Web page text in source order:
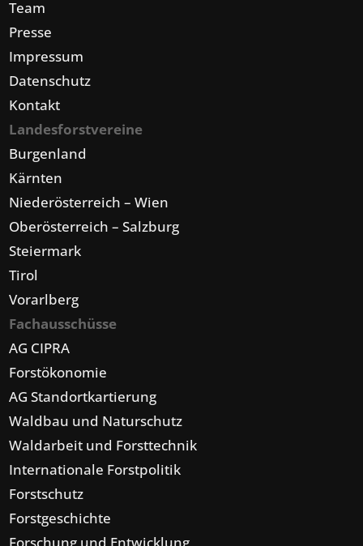
Team
Presse
Impressum
Datenschutz
Kontakt
Landesforstvereine
Burgenland
Kärnten
Niederösterreich – Wien
Oberösterreich – Salzburg
Steiermark
Tirol
Vorarlberg
Fachausschüsse
AG CIPRA
Forstökonomie
AG Standortkartierung
Waldbau und Naturschutz
Waldarbeit und Forsttechnik
Internationale Forstpolitik
Forstschutz
Forstgeschichte